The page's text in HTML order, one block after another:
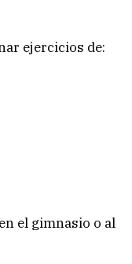
ejercicios de:
el gimnasio o al